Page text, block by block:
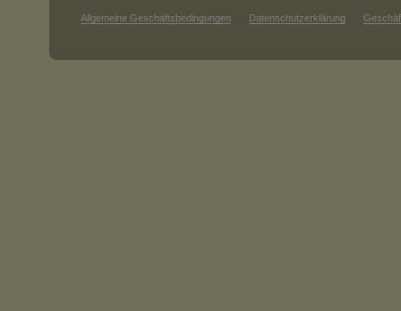
Allgemeine Geschäftsbedingungen Datenschutzerklärung